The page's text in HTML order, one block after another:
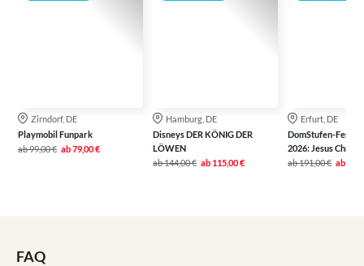
Zirndorf, DE
Playmobil Funpark
ab99,00 € ab79,00 €
Hamburg, DE
Disneys DER KÖNIG DER
LÖWEN
ab144,00 € ab 115,00 €
Erfurt, DE
DomStufen-
2026: Jesus Christ
ab191,00 € ab
FAQ